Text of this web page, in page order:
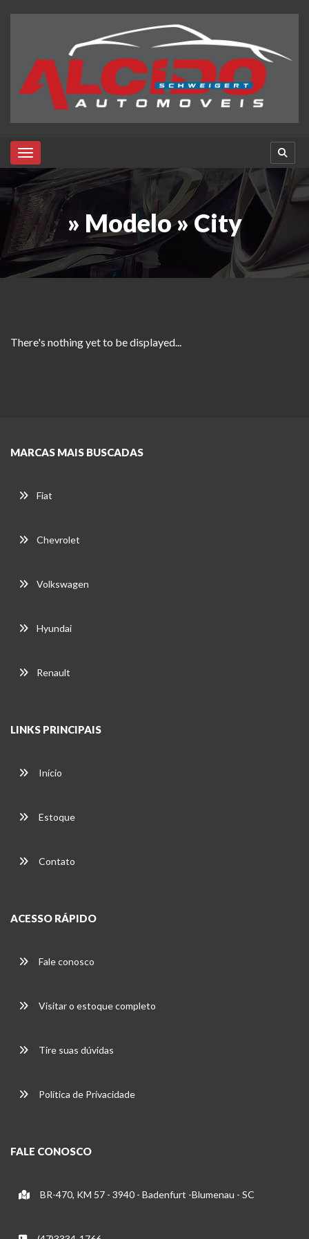
Toggle navigation
» Modelo » City
There's nothing yet to be displayed...
MARCAS MAIS BUSCADAS
Fiat
Chevrolet
Volkswagen
Hyundai
Renault
LINKS PRINCIPAIS
Início
Estoque
Contato
ACESSO RÁPIDO
Fale conosco
Visitar o estoque completo
Tire suas dúvidas
Política de Privacidade
FALE CONOSCO
BR-470, KM 57 - 3940 - Badenfurt -Blumenau - SC